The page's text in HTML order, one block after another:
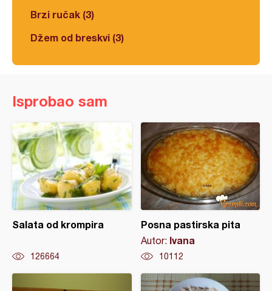
Brzi ručak (3)
Džem od breskvi (3)
Isprobao sam
Salata od krompira
126664
Posna pastirska pita
Autor: Ivana
10112